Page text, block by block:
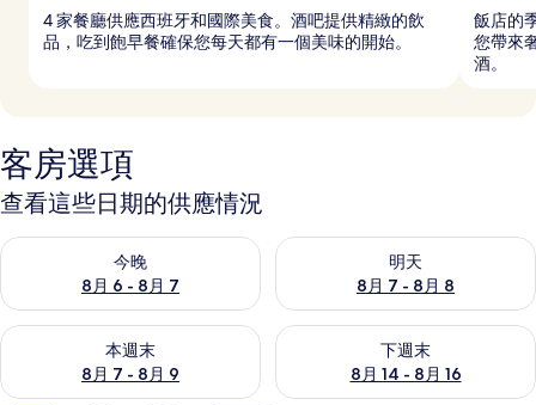
4 家餐廳供應西班牙和國際美食。酒吧提供精緻的飲
品，吃到飽早餐確保您每天都有一個美味的開始。
飯店的
您帶來
酒。
客房選項
查看這些日期的供應情況
今晚
8月 6 - 8月 7
查看今晚 (8月 6 - 8月 7) 的供應情況
明天
8月 7 - 8月 8
查看明天 (8月 7 - 8月 8) 的供
本週末
8月 7 - 8月 9
查看本週末 (8月 7 - 8月 9) 的供應情況
下週末
8月 14 - 8月 16
查看下週末 (8月 14 - 8月 16)